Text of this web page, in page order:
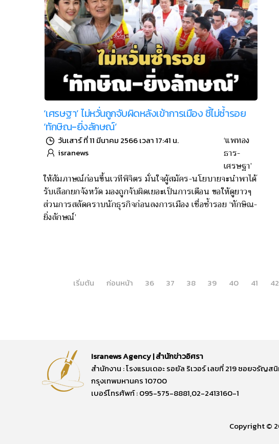
‘เศรษฐา’ ไม่หวั่นถูกจับผิดหลังเข้าการเมือง ชี้ไม่ซ้ำรอย
‘ทักษิณ-ยิ่งลักษณ์’
วันเสาร์ ที่ 11 มีนาคม 2566 เวลา 17:41 น.
isranews
‘แพทอง
ธาร-
เศรษฐา’
ให้สัมภาษณ์ก่อนขึ้นเวทีพิจิตร มั่นใจผู้สมัคร-นโยบายจะนำพาได้
รับเลือกยกจังหวัด มองถูกจับผิดเยอะเป็นการเตือน ขอให้ดูยาวๆ
ส่วนการสลัดคราบนักธุรกิจก่อนลงการเมือง เชื่อซ้ำรอย ‘ทักษิณ-
ยิ่งลักษณ์’
เริ่มต้น
ก่อนหน้า 36 37 38 39 40 41 42
Isranews Agency | สำนักข่าวอิศรา
สำนักงาน : โรงแรมเดอะ รอยัล ริเวอร์ เลขที่ 219 ซอยจรัญ
กรุงเทพมหานคร 10700
เบอร์โทรศัพท์ : 095-575-8881,02-2413160-1
Copyright ©